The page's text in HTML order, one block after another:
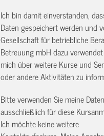
Ich bin damit einverstanden,
Daten gespeichert werden und
Gesellschaft für betriebliche
Betreuung mbH dazu
mich über weitere Kurse und
oder andere Aktivitäten zu
Bitte verwenden Sie meine Daten
ausschließlich für diese
Ich möchte keine weitere